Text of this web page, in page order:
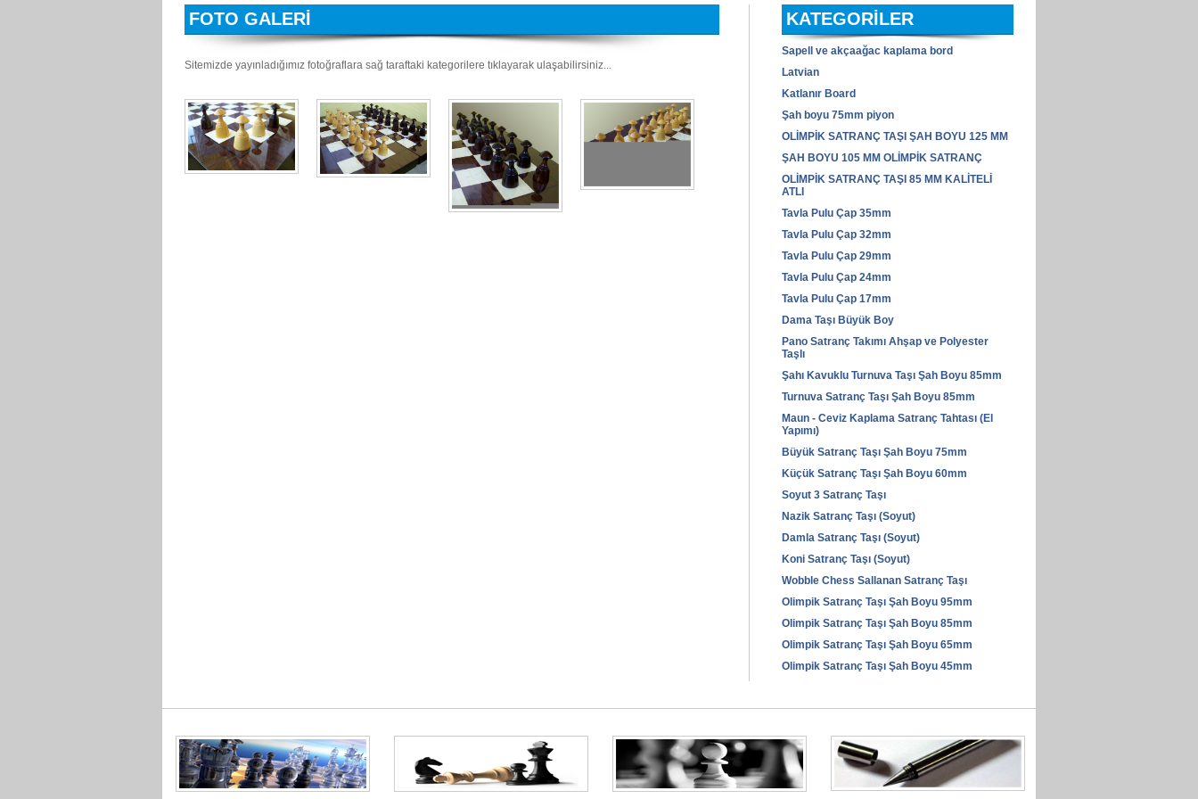
FOTO GALERİ
Sitemizde yayınladığımız fotoğraflara sağ taraftaki kategorilere tıklayarak ulaşabilirsiniz...
KATEGORİLER
Sapell ve akçaağac kaplama bord
Latvian
Katlanır Board
Şah boyu 75mm piyon
OLİMPİK SATRANÇ TAŞI ŞAH BOYU 125 MM
ŞAH BOYU 105 MM OLİMPİK SATRANÇ
OLİMPİK SATRANÇ TAŞI 85 MM KALİTELİ
ATLI
Tavla Pulu Çap 35mm
Tavla Pulu Çap 32mm
Tavla Pulu Çap 29mm
Tavla Pulu Çap 24mm
Tavla Pulu Çap 17mm
Dama Taşı Büyük Boy
Pano Satranç Takımı Ahşap ve Polyester
Taşlı
Şahı Kavuklu Turnuva Taşı Şah Boyu 85mm
Turnuva Satranç Taşı Şah Boyu 85mm
Maun - Ceviz Kaplama Satranç Tahtası (El
Yapımı)
Büyük Satranç Taşı Şah Boyu 75mm
Küçük Satranç Taşı Şah Boyu 60mm
Soyut 3 Satranç Taşı
Nazik Satranç Taşı (Soyut)
Damla Satranç Taşı (Soyut)
Koni Satranç Taşı (Soyut)
Wobble Chess Sallanan Satranç Taşı
Olimpik Satranç Taşı Şah Boyu 95mm
Olimpik Satranç Taşı Şah Boyu 85mm
Olimpik Satranç Taşı Şah Boyu 65mm
Olimpik Satranç Taşı Şah Boyu 45mm